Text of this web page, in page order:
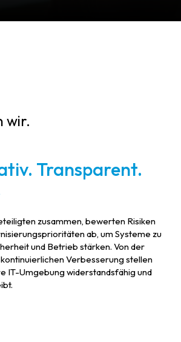
wir.
Transparent.
zusammen, bewerten Risiken
ab, um Systeme zu
und Betrieb stärken. Von der
Verbesserung stellen
IT-Umgebung widerstandsfähig und